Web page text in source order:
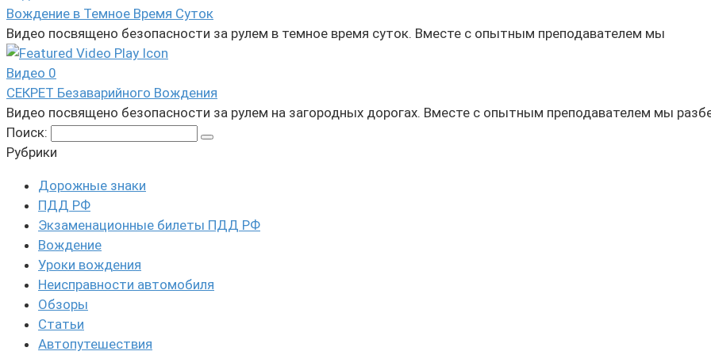
Вождение в Темное Время Суток
Видео посвящено безопасности за рулем в темное время суток. Вместе с опытным преподавателем мы
Видео 0
СЕКРЕТ Безаварийного Вождения
Видео посвящено безопасности за рулем на загородных дорогах. Вместе с опытным преподавателем мы
Поиск:
Рубрики
Дорожные знаки
ПДД РФ
Экзаменационные билеты ПДД РФ
Вождение
Уроки вождения
Неисправности автомобиля
Обзоры
Статьи
Автопутешествия